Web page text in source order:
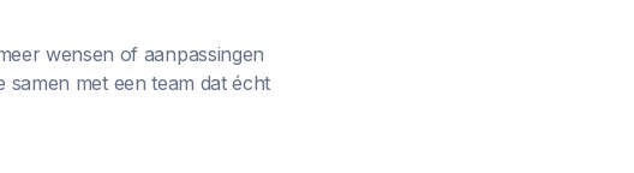
wensen of aanpassingen
samen met een team dat écht